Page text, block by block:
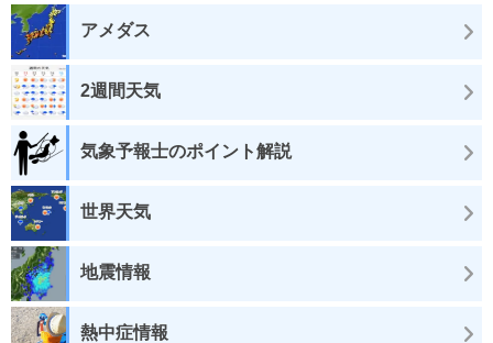
アメダス
2週間天気
気象予報士のポイント解説
世界天気
地震情報
熱中症情報